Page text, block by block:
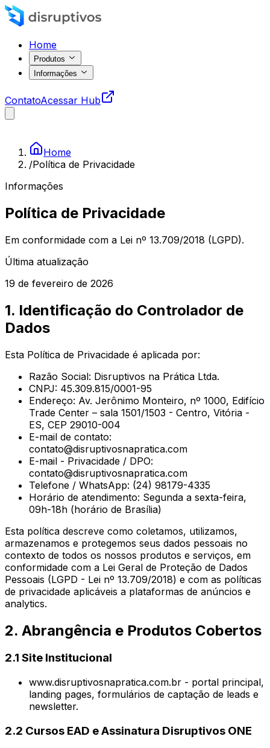
Home
Produtos
Informações
ContatoAcessar Hub
Home
/Política de Privacidade
Informações
Política de Privacidade
Em conformidade com a Lei nº 13.709/2018 (LGPD).
Última atualização
19 de fevereiro de 2026
1. Identificação do Controlador de
Dados
Esta Política de Privacidade é aplicada por:
Razão Social: Disruptivos na Prática Ltda.
CNPJ: 45.309.815/0001-95
Endereço: Av. Jerônimo Monteiro, nº 1000, Edifício
Trade Center – sala 1501/1503 - Centro, Vitória -
ES, CEP 29010-004
E-mail de contato:
contato@disruptivosnapratica.com
E-mail - Privacidade / DPO:
contato@disruptivosnapratica.com
Telefone / WhatsApp: (24) 98179-4335
Horário de atendimento: Segunda a sexta-feira,
09h-18h (horário de Brasília)
Esta política descreve como coletamos, utilizamos,
armazenamos e protegemos seus dados pessoais no
contexto de todos os nossos produtos e serviços, em
conformidade com a Lei Geral de Proteção de Dados
Pessoais (LGPD - Lei nº 13.709/2018) e com as políticas
de privacidade aplicáveis a plataformas de anúncios e
analytics.
2. Abrangência e Produtos Cobertos
2.1 Site Institucional
www.disruptivosnapratica.com.br - portal principal,
landing pages, formulários de captação de leads e
newsletter.
2.2 Cursos EAD e Assinatura Disruptivos ONE